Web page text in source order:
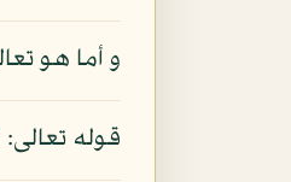
و أما هو
قوله